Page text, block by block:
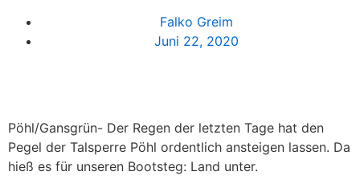
Falko Greim
Juni 22, 2020
Pöhl/Gansgrün- Der Regen der letzten Tage hat den
Pegel der Talsperre Pöhl ordentlich ansteigen lassen. Da
hieß es für unseren Bootsteg: Land unter.